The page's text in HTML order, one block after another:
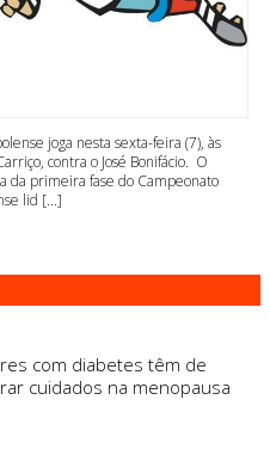
joga nesta sexta-feira (7), às
contra o José Bonifácio. O
da primeira fase do Campeonato
lid [...]
com diabetes têm de
cuidados na menopausa